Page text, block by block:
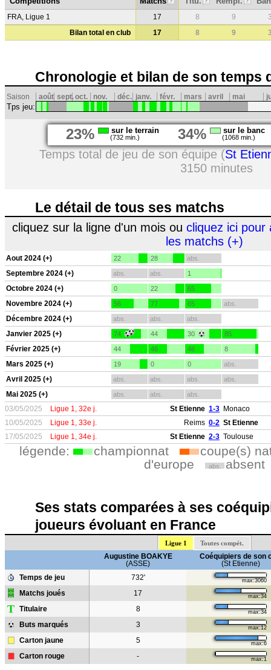
FRA, Ligue 1 17 8 9
Bilan total en club
17 8 9
Chronologie et bilan de son temps
Saison août sept.oct. nov. déc. janv. févr. mars avril mai
Tps jeu:
23% sur le terrain
(732 min.) 34% sur le banc
(1068 min.)
Temps total de jeu de son équipe (St
3150 minutes
Le détail de tous ses matchs
cliquez sur la ligne d'un mois ou cliquez ici pour
les matchs (+)
Aout 2024 (+) 22 28 abs.
Septembre 2024 (+) abs. abs. 1
Octobre 2024 (+) 0 22 65
Novembre 2024 (+) 56 77 65 abs.
Décembre 2024 (+) abs. abs. abs.
Janvier 2025 (+) 74 44 30 85
Février 2025 (+) 44 46 46 8
Mars 2025 (+) 19 0 0 abs.
Avril 2025 (+) abs. abs. abs. abs.
Mai 2025 (+) abs. abs. abs.
03/05/2025 Ligue 1, 32e j. St Etienne 1-3 Monaco
10/05/2025
Ligue 1, 33e j. Reims 0-2 St Etienne
17/05/2025
Ligue 1, 34e j. St Etienne 2-3 Toulouse
légende: championnat
coupe(s)
d'europe
abs. absent
Ses stats comparées à ses
joueurs évoluant en France
Ligue 1 Toutes compét.
Augustine BOAKYE
(ASSE)
Coéquipiers de son
(St Etienne)
Temps de jeu
732' max:3060
Matchs joués 17 max:34
T Titulaire 8 max:34
Buts marqués 3 max:12
Carton jaune 5 max:6
Carton rouge - max:1